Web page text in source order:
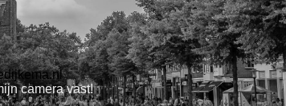
camera vast!